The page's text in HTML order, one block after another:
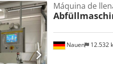
Nauen 12.532
Máquina de